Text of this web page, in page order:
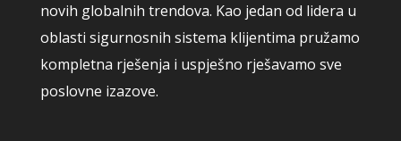
novih globalnih trendova. Kao jedan od lidera u
oblasti sigurnosnih sistema klijentima pružamo
kompletna rješenja i uspješno rješavamo sve
poslovne izazove.